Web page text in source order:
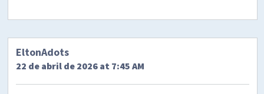
EltonAdots
22 de abril de 2026 at 7:45 AM